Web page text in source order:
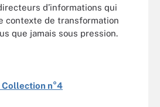
d’informations qui
contexte de transformation
que jamais sous pression.
Collection n°4